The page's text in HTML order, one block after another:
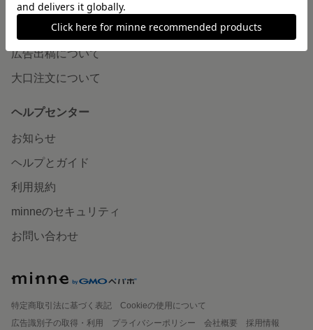
企業の方へ
広告出稿について
大口注文について
ヘルプセンター
お知らせ
ヘルプとガイド
利用規約
minneのセキュリティ
お問い合わせ
特定商取引法に基づく表記
Cookieの使用について
広告識別子の取得・利用
プライバシーポリシー 会社概要
採用情報